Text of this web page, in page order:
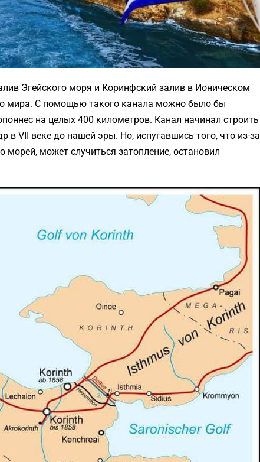
Эгейского моря и Коринфский залив в Ионическом
мира. С помощью такого канала можно было бы
на целых 400 километров. Канал начинал строить
в VII веке до нашей эры. Но, испугавшись того, что из-за
морей, может случиться затопление, остановил